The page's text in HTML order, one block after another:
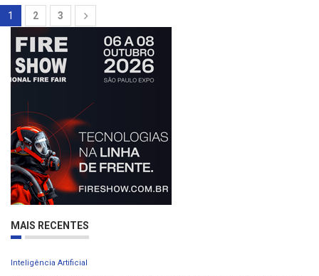
1 2 3
MAIS RECENTES
Inteligência Artificial